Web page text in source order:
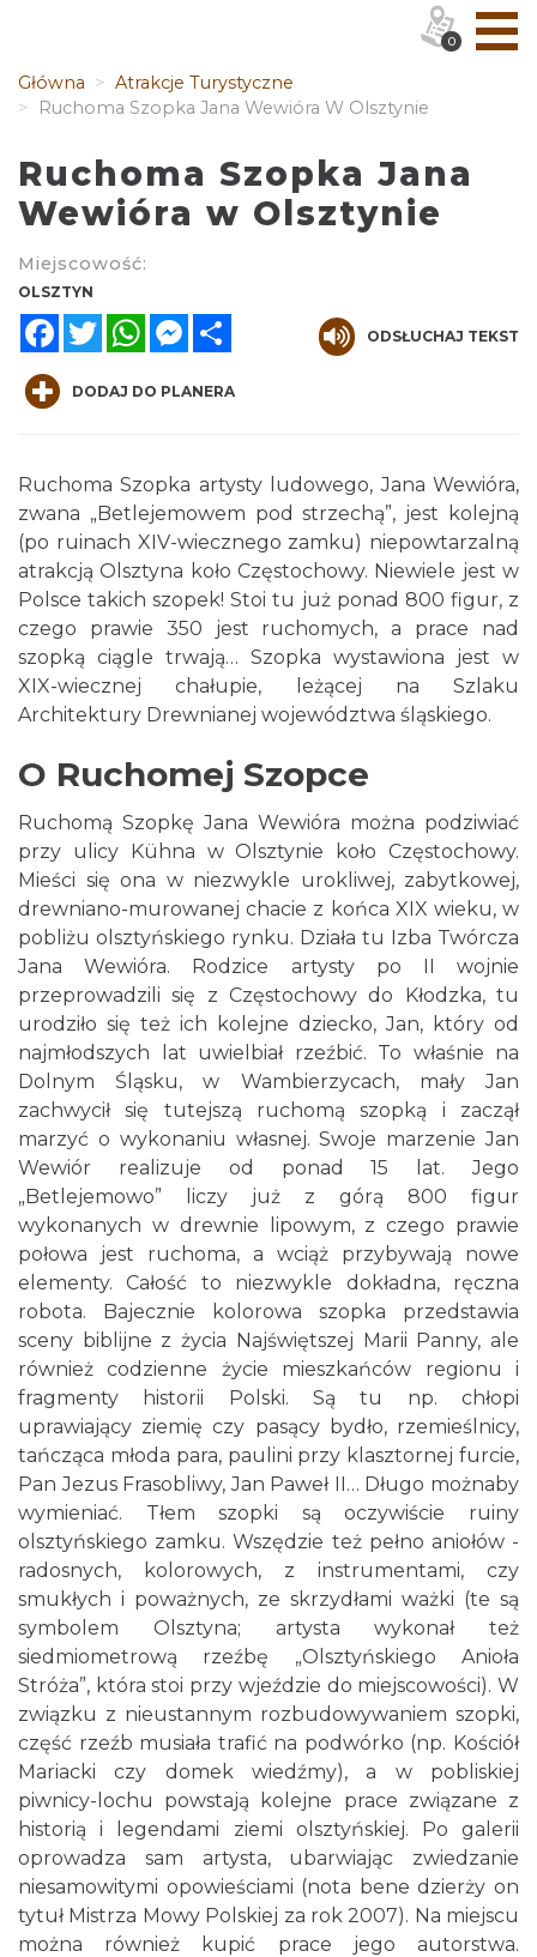
Główna
Atrakcje Turystyczne
Ruchoma Szopka Jana Wewióra W Olsztynie
Ruchoma Szopka Jana
Wewióra w Olsztynie
Miejscowość:
OLSZTYN
FacebookTwitterWhatsAppMessenger
ODSŁUCHAJ TEKST
DODAJ DO PLANERA
Ruchoma Szopka artysty ludowego, Jana Wewióra,
zwana „Betlejemowem pod strzechą”, jest kolejną
(po ruinach XIV-wiecznego zamku) niepowtarzalną
atrakcją Olsztyna koło Częstochowy. Niewiele jest w
Polsce takich szopek! Stoi tu już ponad 800 figur, z
czego prawie 350 jest ruchomych, a prace nad
szopką ciągle trwają… Szopka wystawiona jest w
XIX-wiecznej chałupie, leżącej na Szlaku
Architektury Drewnianej województwa śląskiego.
O Ruchomej Szopce
Ruchomą Szopkę Jana Wewióra można podziwiać
przy ulicy Kühna w Olsztynie koło Częstochowy.
Mieści się ona w niezwykle urokliwej, zabytkowej,
drewniano-murowanej chacie z końca XIX wieku, w
pobliżu olsztyńskiego rynku. Działa tu Izba Twórcza
Jana Wewióra. Rodzice artysty po II wojnie
przeprowadzili się z Częstochowy do Kłodzka, tu
urodziło się też ich kolejne dziecko, Jan, który od
najmłodszych lat uwielbiał rzeźbić. To właśnie na
Dolnym Śląsku, w Wambierzycach, mały Jan
zachwycił się tutejszą ruchomą szopką i zaczął
marzyć o wykonaniu własnej. Swoje marzenie Jan
Wewiór realizuje od ponad 15 lat. Jego
„Betlejemowo” liczy już z górą 800 figur
wykonanych w drewnie lipowym, z czego prawie
połowa jest ruchoma, a wciąż przybywają nowe
elementy. Całość to niezwykle dokładna, ręczna
robota. Bajecznie kolorowa szopka przedstawia
sceny biblijne z życia Najświętszej Marii Panny, ale
również codzienne życie mieszkańców regionu i
fragmenty historii Polski. Są tu np. chłopi
uprawiający ziemię czy pasący bydło, rzemieślnicy,
tańcząca młoda para, paulini przy klasztornej furcie,
Pan Jezus Frasobliwy, Jan Paweł II… Długo możnaby
wymieniać. Tłem szopki są oczywiście ruiny
olsztyńskiego zamku. Wszędzie też pełno aniołów -
radosnych, kolorowych, z instrumentami, czy
smukłych i poważnych, ze skrzydłami ważki (te są
symbolem Olsztyna; artysta wykonał też
siedmiometrową rzeźbę „Olsztyńskiego Anioła
Stróża”, która stoi przy wjeździe do miejscowości). W
związku z nieustannym rozbudowywaniem szopki,
część rzeźb musiała trafić na podwórko (np. Kościół
Mariacki czy domek wiedźmy), a w pobliskiej
piwnicy-lochu powstają kolejne prace związane z
historią i legendami ziemi olsztyńskiej. Po galerii
oprowadza sam artysta, ubarwiając zwiedzanie
niesamowitymi opowieściami (nota bene dzierży on
tytuł Mistrza Mowy Polskiej za rok 2007). Na miejscu
można również kupić prace jego autorstwa.
0